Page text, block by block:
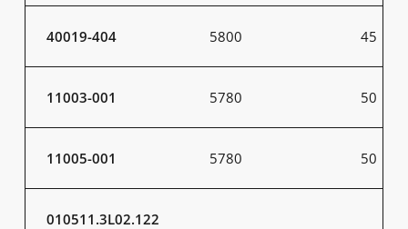
40019-404 5800 45
11003-001 5780 50
11005-001 5780 50
010511.3L02.122